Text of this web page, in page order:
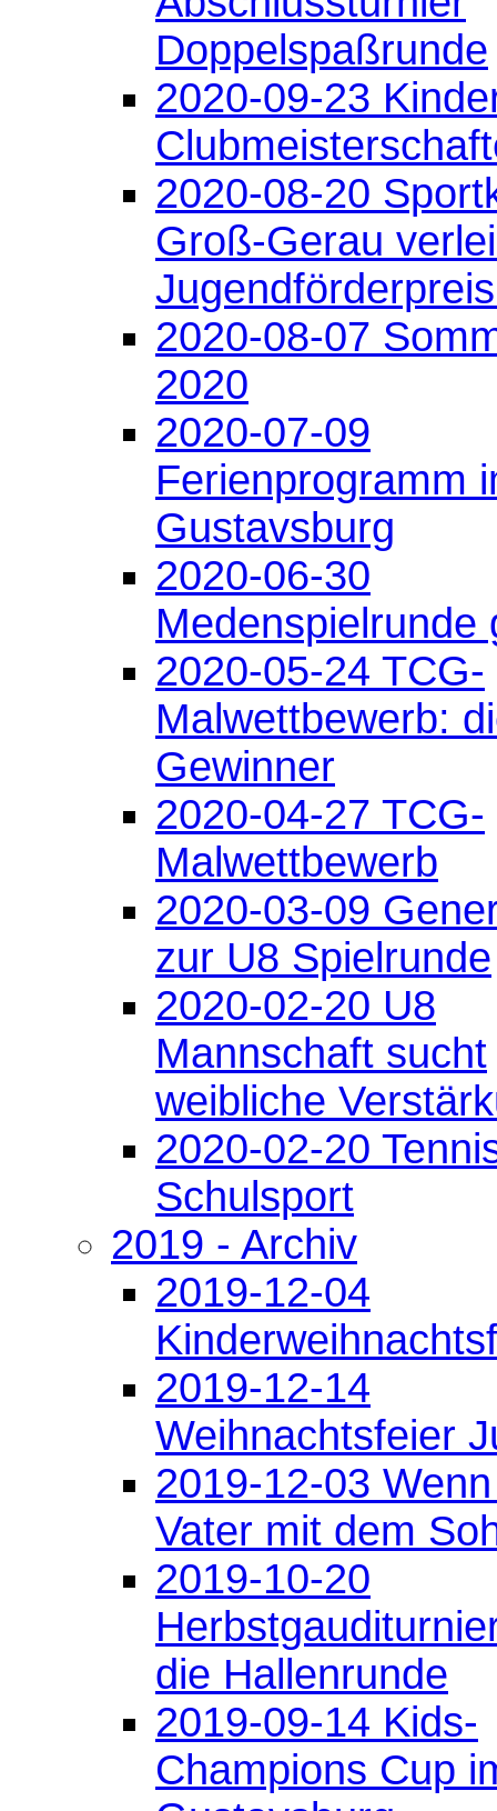
Doppelspaßrunde
2020-09-23
2020-08-20
Groß-Gerau
2020-08-07
2020
2020-07-09
Ferienprogramm
Gustavsburg
2020-06-30
Medenspielrunde
2020-05-24 TCG-
Malwettbewerb:
Gewinner
2020-04-27 TCG-
Malwettbewerb
2020-03-09
zur U8 Spielrunde
2020-02-20 U8
Mannschaft sucht
weibliche
2020-02-20
Schulsport
2019 - Archiv
2019-12-04
2019-12-14
Weihnachtsfeier
2019-12-03
Vater mit dem
2019-10-20
die Hallenrunde
2019-09-14 Kids-
Champions Cup